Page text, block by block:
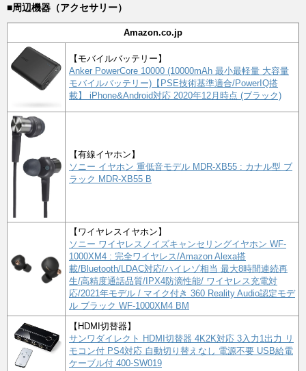
■周辺機器（アクセサリー）
Amazon.co.jp
【モバイルバッテリー】
Anker PowerCore 10000 (10000mAh 最小最軽量 大容量
モバイルバッテリー)【PSE技術基準適合/PowerIQ搭
載】 iPhone&Android対応 2020年12月時点 (ブラック)
【有線イヤホン】
ソニー イヤホン 重低音モデル MDR-XB55 : カナル型 ブ
ラック MDR-XB55 B
【ワイヤレスイヤホン】
ソニー ワイヤレスノイズキャンセリングイヤホン WF-
1000XM4 : 完全ワイヤレス/Amazon Alexa搭
載/Bluetooth/LDAC対応/ハイレゾ相当 最大8時間連続再
生/高精度通話品質/IPX4防滴性能/ ワイヤレス充電対
応/2021年モデル / マイク付き 360 Reality Audio認定モデ
ル ブラック WF-1000XM4 BM
【HDMI切替器】
サンワダイレクト HDMI切替器 4K2K対応 3入力1出力 リ
モコン付 PS4対応 自動切り替えなし 電源不要 USB給電
ケーブル付 400-SW019